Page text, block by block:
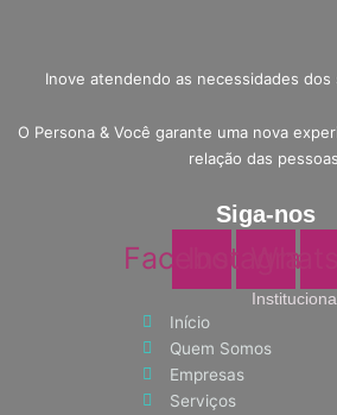
Inove atendendo as necessidades dos
O Persona & Você garante uma nova
relação das
Siga-nos
FacebookInstagram
Início
Quem Somos
Empresas
Serviços